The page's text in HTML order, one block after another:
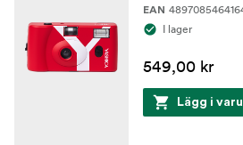
EAN
I lager
549,00 kr
Lägg i